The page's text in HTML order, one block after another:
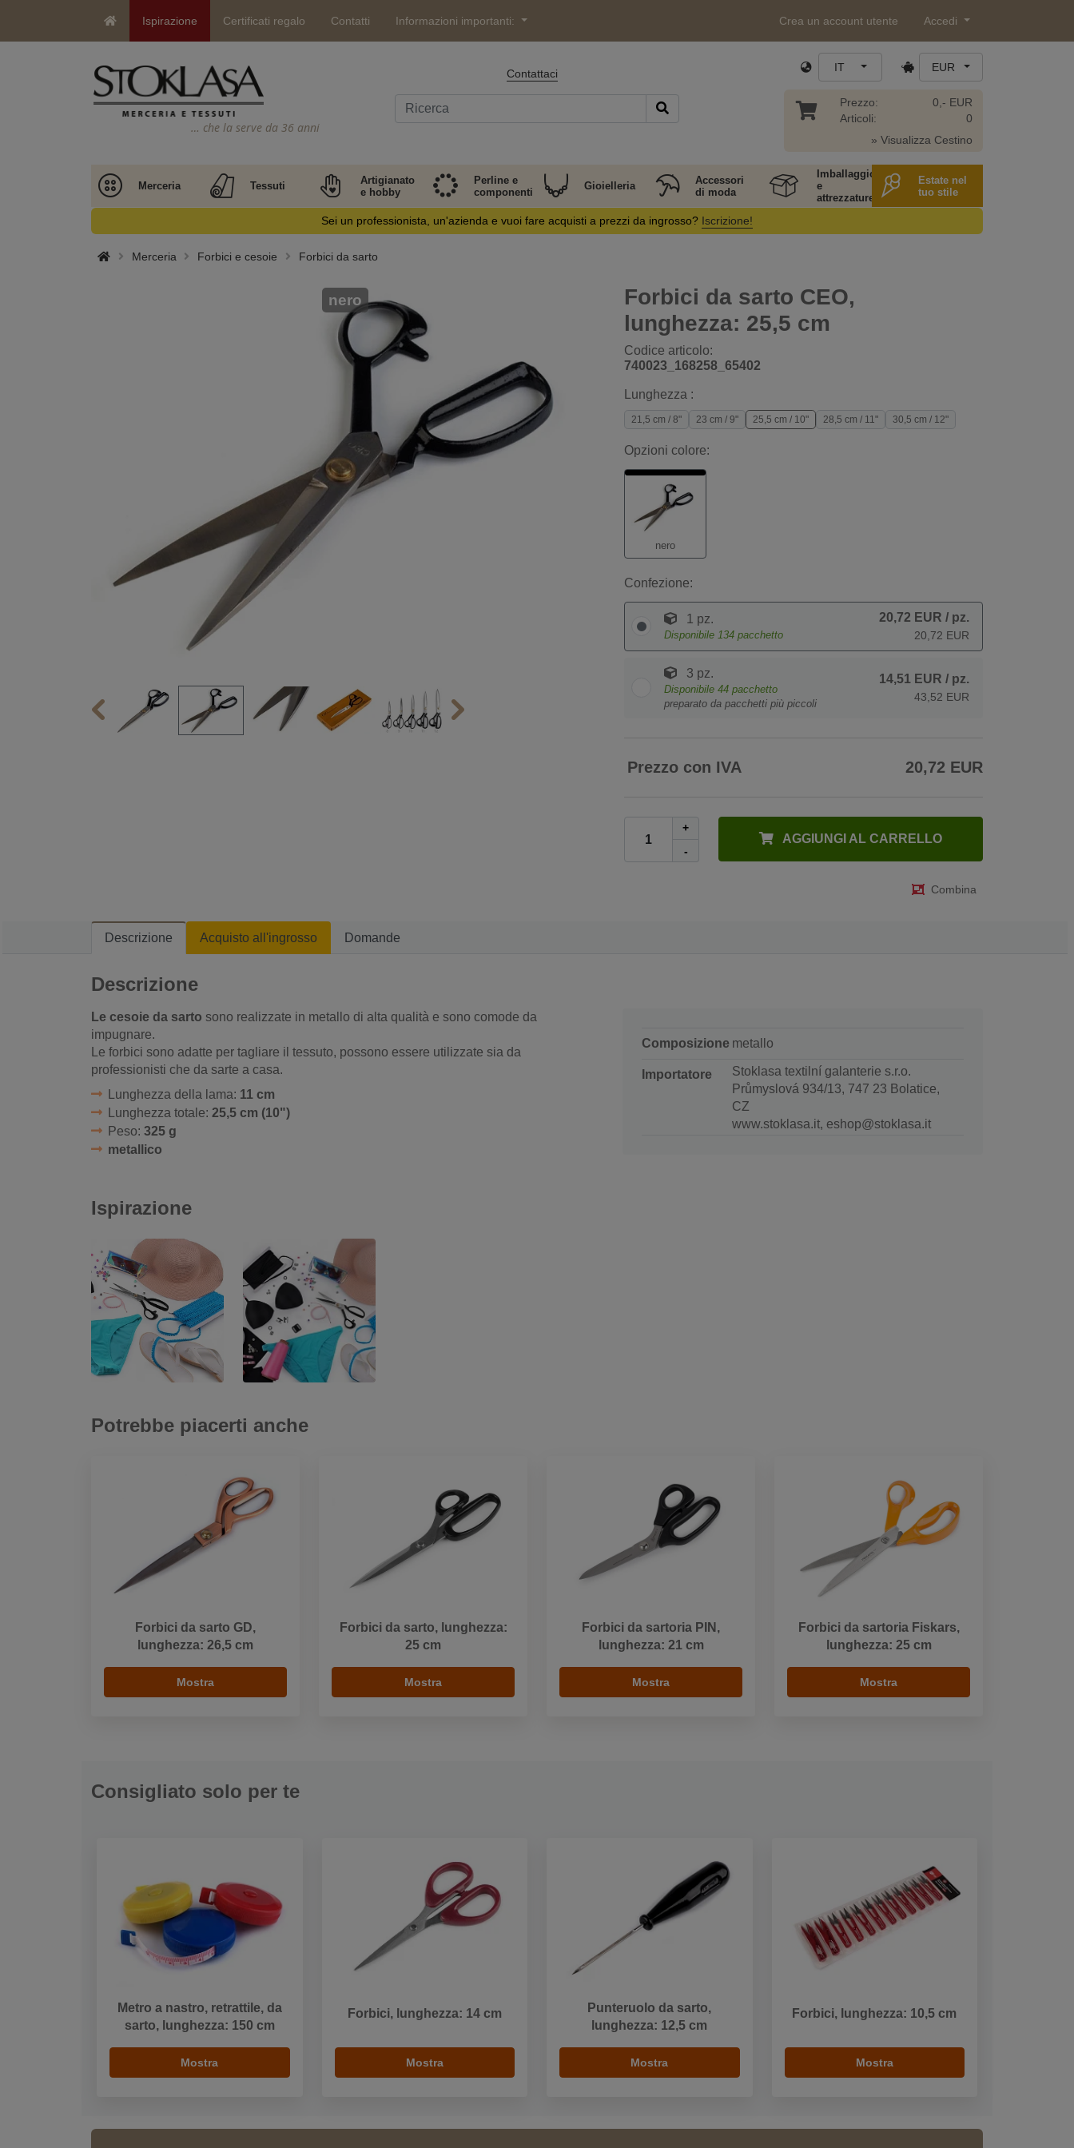
Ispirazione Certificati regalo Contatti Informazioni importanti: Crea un account utente Accedi
… che la serve da 36 anni
Contattaci IT EUR
Prezzo:
Articoli:
0,- EUR
0
» Visualizza Cestino
Merceria Tessuti
Artigianato
e hobby
Perline e
componenti
Gioielleria
Accessori
di moda
Imballaggio
e
attrezzature
Estate nel
tuo stile
Sei un professionista, un'azienda e vuoi fare acquisti a prezzi da ingrosso? Iscrizione!
Merceria Forbici e cesoie Forbici da sarto
Forbici da sarto CEO,
lunghezza: 25,5 cm
Codice articolo:
740023_168258_65402
nero
Lunghezza :
21,5 cm / 8" 23 cm / 9" 25,5 cm / 10" 28,5 cm / 11" 30,5 cm / 12"
Opzioni colore:
nero
Confezione:
1 pz.
Disponibile 134 pacchetto
20,72 EUR / pz.
20,72 EUR
3 pz.
Disponibile 44 pacchetto
preparato da pacchetti più piccoli
14,51 EUR / pz.
43,52 EUR
Prezzo con IVA 20,72 EUR
+
-
AGGIUNGI AL CARRELLO
Combina
Descrizione Acquisto all'ingrosso Domande
Descrizione
Le cesoie da sarto sono realizzate in metallo di alta qualità e sono comode da
impugnare.
Le forbici sono adatte per tagliare il tessuto, possono essere utilizzate sia da
professionisti che da sarte a casa.
Lunghezza della lama: 11 cm
Lunghezza totale: 25,5 cm (10")
Peso: 325 g
metallico
Composizione metallo
Importatore
Stoklasa textilní galanterie s.r.o.
Průmyslová 934/13, 747 23 Bolatice,
CZ
www.stoklasa.it, eshop@stoklasa.it
Ispirazione
Potrebbe piacerti anche
Forbici da sarto GD,
lunghezza: 26,5 cm
Mostra
Forbici da sarto, lunghezza:
25 cm
Mostra
Forbici da sartoria PIN,
lunghezza: 21 cm
Mostra
Forbici da sartoria Fiskars,
lunghezza: 25 cm
Mostra
Consigliato solo per te
Metro a nastro, retrattile, da
sarto, lunghezza: 150 cm
Mostra
Forbici, lunghezza: 14 cm
Mostra
Punteruolo da sarto,
lunghezza: 12,5 cm
Mostra
Forbici, lunghezza: 10,5 cm
Mostra